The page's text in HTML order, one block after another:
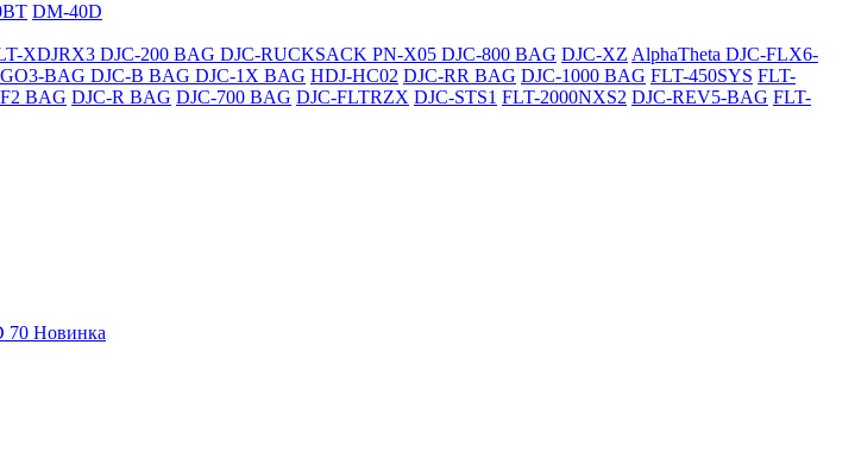
DM-40D
XDJRX3 DJC-200 BAG DJC-RUCKSACK PN-X05 DJC-800 BAG DJC-XZ AlphaTheta DJC-FLX6-
BAG DJC-B BAG DJC-1X BAG HDJ-HC02 DJC-RR BAG DJC-1000 BAG FLT-450SYS FLT-
BAG DJC-R BAG DJC-700 BAG DJC-FLTRZX DJC-STS1 FLT-2000NXS2 DJC-REV5-BAG FLT-
70 Новинка